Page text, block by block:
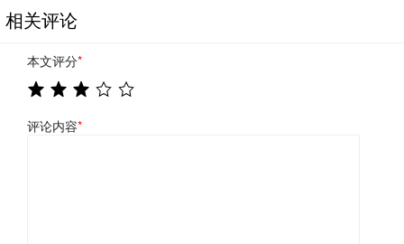
相关评论
本文评分*
评论内容*